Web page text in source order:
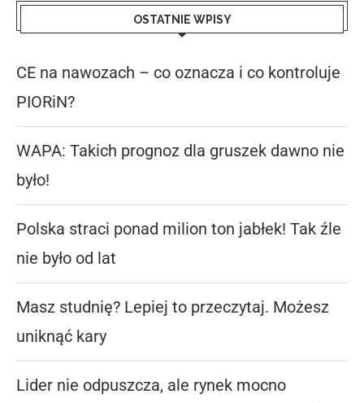
OSTATNIE WPISY
CE na nawozach – co oznacza i co kontroluje
PIORiN?
WAPA: Takich prognoz dla gruszek dawno nie
było!
Polska straci ponad milion ton jabłek! Tak źle
nie było od lat
Masz studnię? Lepiej to przeczytaj. Możesz
uniknąć kary
Lider nie odpuszcza, ale rynek mocno